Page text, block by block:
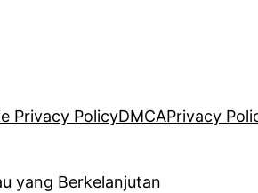
Privacy PolicyDMCAPrivacy